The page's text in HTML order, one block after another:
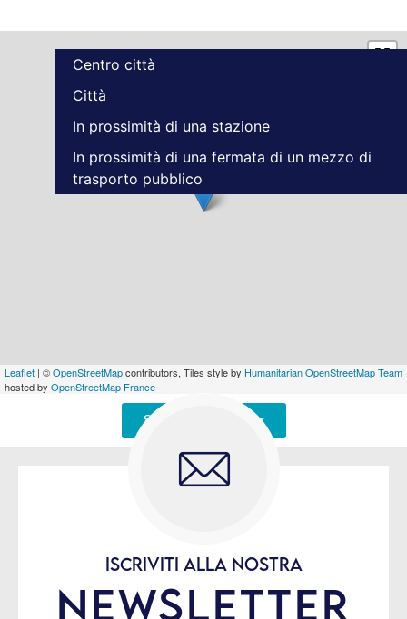
Leaflet | ©OpenStreetMapcontributors, Tiles style by Humanitarian OpenStreetMap Team
hosted by OpenStreetMap France
Centro città
Città
In prossimità di una stazione
In prossimità di una fermata di un mezzo di
trasporto pubblico
Signaler une erreur
ISCRIVITI ALLA NOSTRA
NEWSLETTER